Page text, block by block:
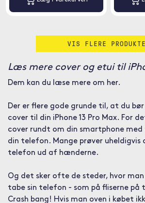
VIS FLERE
Læs mere cover og etui til
Dem kan du læse mere om her.
Der er flere gode grunde til, at du
cover til din iPhone 13 Pro Max. For
cover rundt om din smartphone med
din telefon. Mange prøver uheldigvis
telefon ud af hænderne.
Og det sker ofte de steder, hvor man
tabe sin telefon - som på fliserne på
Crash bang! Hvis man oven i købet